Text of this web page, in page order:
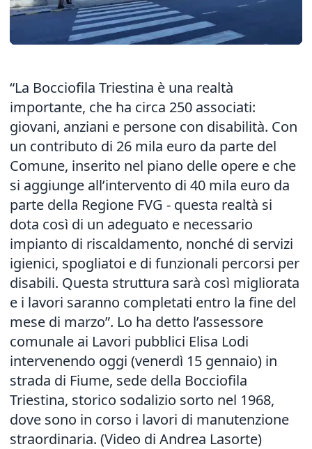
“La Bocciofila Triestina è una realtà
importante, che ha circa 250 associati:
giovani, anziani e persone con disabilità. Con
un contributo di 26 mila euro da parte del
Comune, inserito nel piano delle opere e che
si aggiunge all’intervento di 40 mila euro da
parte della Regione FVG - questa realtà si
dota così di un adeguato e necessario
impianto di riscaldamento, nonché di servizi
igienici, spogliatoi e di funzionali percorsi per
disabili. Questa struttura sarà così migliorata
e i lavori saranno completati entro la fine del
mese di marzo”. Lo ha detto l’assessore
comunale ai Lavori pubblici Elisa Lodi
intervenendo oggi (venerdì 15 gennaio) in
strada di Fiume, sede della Bocciofila
Triestina, storico sodalizio sorto nel 1968,
dove sono in corso i lavori di manutenzione
straordinaria. (Video di Andrea Lasorte)